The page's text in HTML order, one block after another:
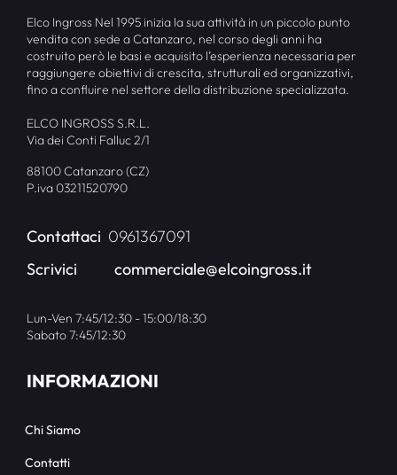
Elco Ingross Nel 1995 inizia la sua attività in un piccolo punto
vendita con sede a Catanzaro, nel corso degli anni ha
costruito però le basi e acquisito l’esperienza necessaria per
raggiungere obiettivi di crescita, strutturali ed organizzativi,
fino a confluire nel settore della distribuzione specializzata.
ELCO INGROSS S.R.L.
Via dei Conti Falluc 2/1
88100 Catanzaro (CZ)
P.iva 03211520790
Contattaci 0961367091
Scrivici
commerciale@elcoingross.it
Lun-Ven 7:45/12:30 - 15:00/18:30
Sabato 7:45/12:30
INFORMAZIONI
Chi Siamo
Contatti